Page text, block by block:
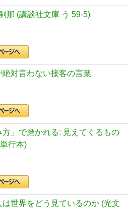
那 (講談社文庫 う 59-5)
対言わない接客の言葉
」で磨かれる: 見えてくるもの
行本)
は世界をどう見ているのか (光文